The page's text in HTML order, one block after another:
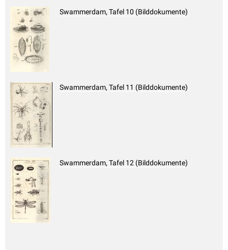
Swammerdam, Tafel 10 (Bilddokumente)
Swammerdam, Tafel 11 (Bilddokumente)
Swammerdam, Tafel 12 (Bilddokumente)